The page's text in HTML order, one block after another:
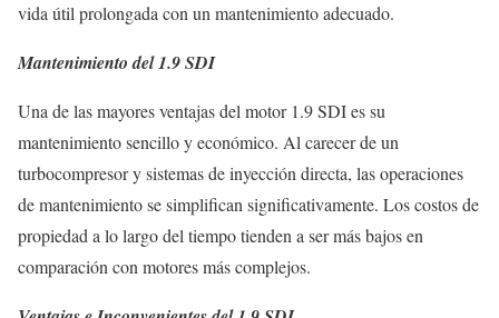
vida útil prolongada con un mantenimiento adecuado.
Mantenimiento del 1.9 SDI
Una de las mayores ventajas del motor 1.9 SDI es su
mantenimiento sencillo y económico. Al carecer de un
turbocompresor y sistemas de inyección directa, las operaciones
de mantenimiento se simplifican significativamente. Los costos de
propiedad a lo largo del tiempo tienden a ser más bajos en
comparación con motores más complejos.